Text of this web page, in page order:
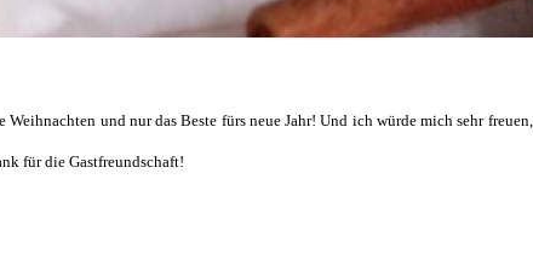
Weihnachten und nur das Beste fürs neue Jahr! Und ich würde mich sehr
für die Gastfreundschaft!